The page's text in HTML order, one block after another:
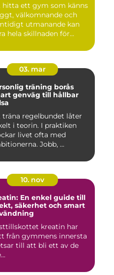
hitta ett gym som känns
välkomnande och
utmanande kan
hela skillnaden för...
03. mar
träning borås
genväg till hållbar
träna regelbundet låter
i teorin. I praktiken
livet ofta med
Jobb, ...
10. nov
En enkel guide till
säkerhet och smart
kreatin har
från gymmens innersta
till att bli ett av de